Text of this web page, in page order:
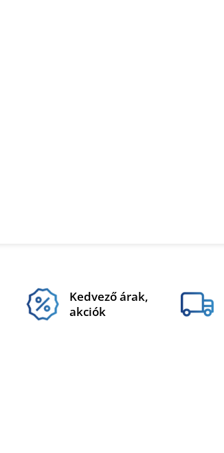
Kedvező árak,
akciók